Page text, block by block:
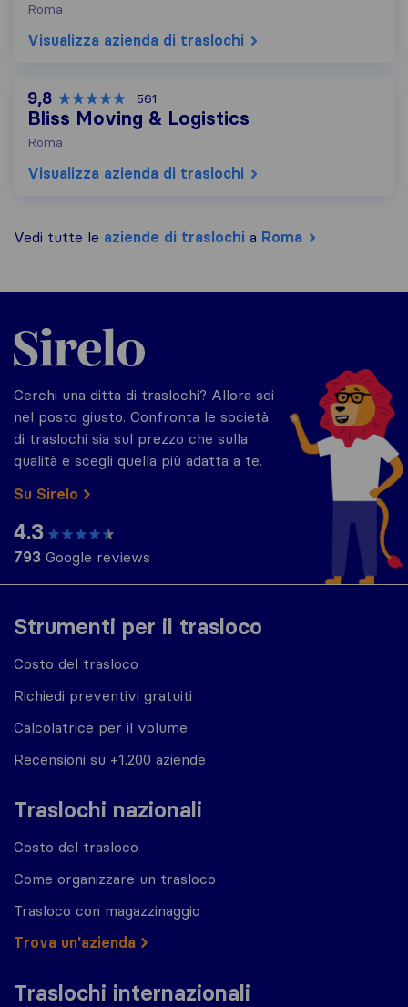
Roma
Visualizza azienda di traslochi
9,8 561
Bliss Moving & Logistics
Roma
Visualizza azienda di traslochi
Vedi tutte le aziende di traslochi a Roma
Strumenti per il trasloco
Costo del trasloco
Richiedi preventivi gratuiti
Calcolatrice per il volume
Recensioni su +1.200 aziende
Traslochi nazionali
Costo del trasloco
Come organizzare un trasloco
Trasloco con magazzinaggio
Trova un'azienda
Traslochi internazionali
Sirelo.it
Cerchi una ditta di traslochi? Allora sei
nel posto giusto. Confronta le società
di traslochi sia sul prezzo che sulla
qualità e scegli quella più adatta a te.
Su Sirelo
4.3
793 Google reviews